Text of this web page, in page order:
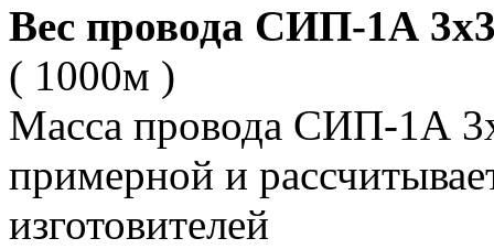
Вес провода СИП-1А
( 1000м )
Масса провода СИП-1А
примерной и
изготовителей